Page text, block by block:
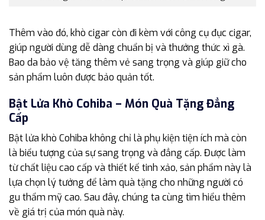
Thêm vào đó, khò cigar còn đi kèm với công cụ đục cigar,
giúp người dùng dễ dàng chuẩn bị và thưởng thức xì gà.
Bao da bảo vệ tăng thêm vẻ sang trọng và giúp giữ cho
sản phẩm luôn được bảo quản tốt.
Bật Lửa Khò Cohiba – Món Quà Tặng Đẳng
Cấp
Bật lửa khò Cohiba không chỉ là phụ kiện tiện ích mà còn
là biểu tượng của sự sang trọng và đẳng cấp. Được làm
từ chất liệu cao cấp và thiết kế tinh xảo, sản phẩm này là
lựa chọn lý tưởng để làm quà tặng cho những người có
gu thẩm mỹ cao. Sau đây, chúng ta cùng tìm hiểu thêm
về giá trị của món quà này.